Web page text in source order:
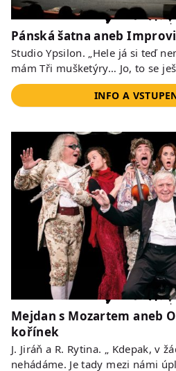
Pánská šatna aneb
Studio Ypsilon. „Hele já si teď
mám Tři mušketýry… Jo, to se
INFO A
Mejdan s Mozartem aneb
kořínek
J. Jiráň a R. Rytina. „ Kdepak, v
nehádáme. Je tady mezi námi